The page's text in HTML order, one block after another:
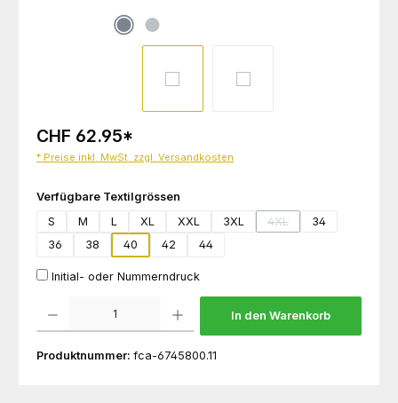
CHF 62.95*
* Preise inkl. MwSt. zzgl. Versandkosten
Verfügbare Textilgrössen
S
M L XL XXL 3XL 4XL
(Diese Option ist
34
36
38 40 42 44
Initial- oder Nummerndruck
In den Warenkorb
Produktnummer: fca-6745800.11